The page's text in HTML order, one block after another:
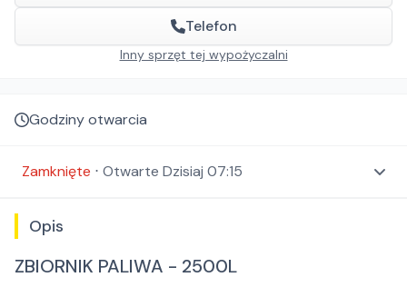
Telefon
Inny sprzęt tej wypożyczalni
Godziny otwarcia
Zamknięte ⋅ Otwarte Dzisiaj 07:15
Opis
ZBIORNIK PALIWA - 2500L